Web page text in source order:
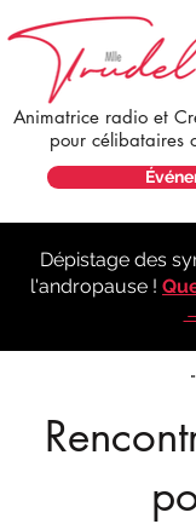
Animatrice radio et
pour célibataires
Dépistage des
l'andropause !